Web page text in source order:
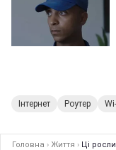
Інтернет Роутер
Головна › Життя › Ці